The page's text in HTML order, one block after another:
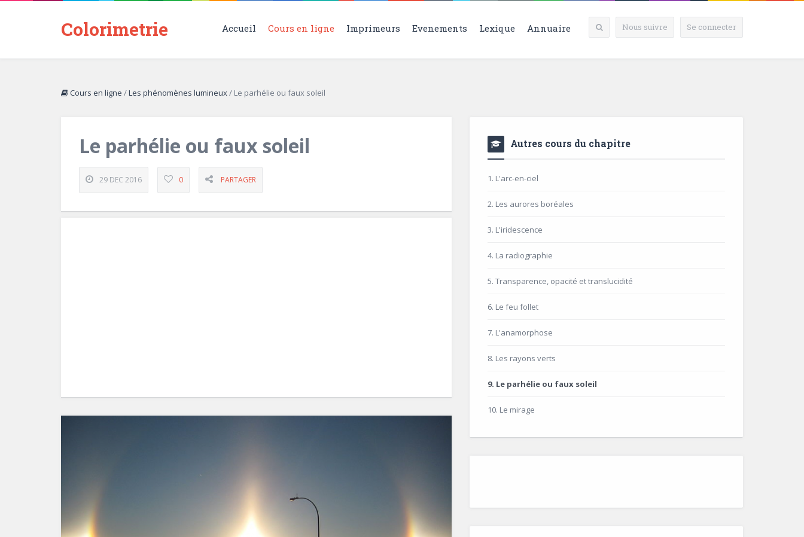
Colorimetrie Se connecter
Nous suivre
Accueil Cours en ligne Imprimeurs Evenements Lexique Annuaire
Cours en ligne /Les phénomènes lumineux/ Le parhélie ou faux soleil
Le parhélie ou faux soleil
29 DEC 2016 0 PARTAGER
Autres cours du chapitre
1. L'arc-en-ciel
2. Les aurores boréales
3. L'iridescence
4. La radiographie
5. Transparence, opacité et translucidité
6. Le feu follet
7. L'anamorphose
8. Les rayons verts
9. Le parhélie ou faux soleil
10. Le mirage